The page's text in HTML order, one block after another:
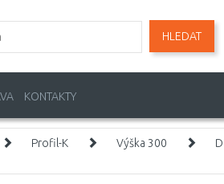
HLEDAT
KONTAKTY
Profil-K Výška 300